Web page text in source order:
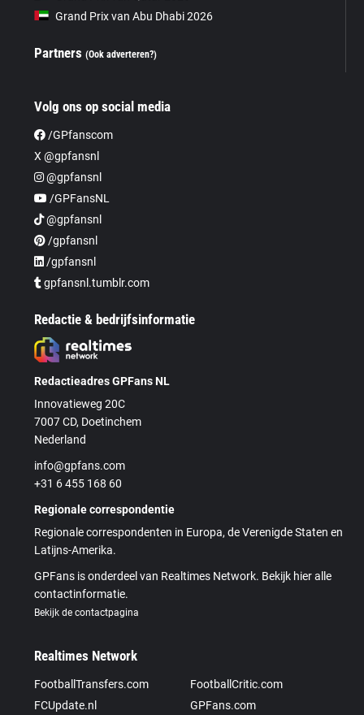
Grand Prix van Abu Dhabi 2026
Partners(Ook adverteren?)
Volg ons op social media
/GPfanscom
X @gpfansnl
@gpfansnl
/GPFansNL
@gpfansnl
/gpfansnl
/gpfansnl
gpfansnl.tumblr.com
Redactie & bedrijfsinformatie
Redactieadres GPFans NL
Innovatieweg 20C
7007 CD, Doetinchem
Nederland
info@gpfans.com
+31 6 455 168 60
Regionale correspondentie
Regionale correspondenten in Europa, de Verenigde Staten en
Latijns-Amerika.
GPFans is onderdeel van Realtimes Network. Bekijk hier alle
contactinformatie.
Bekijk de contactpagina
Realtimes Network
FootballTransfers.com
FootballCritic.com
FCUpdate.nl
GPFans.com